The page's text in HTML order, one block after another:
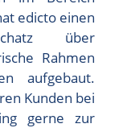
edicto einen
über
Rahmen
aufgebaut.
Kunden bei
gerne zur